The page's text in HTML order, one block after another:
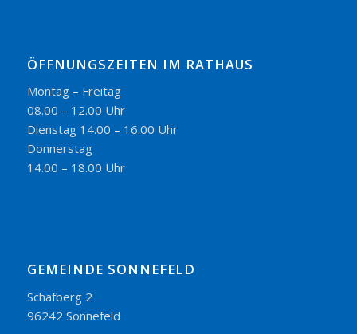
ÖFFNUNGSZEITEN IM RATHAUS
Montag – Freitag
08.00 – 12.00 Uhr
Dienstag 14.00 – 16.00 Uhr
Donnerstag
14.00 – 18.00 Uhr
GEMEINDE SONNEFELD
Schafberg 2
96242 Sonnefeld